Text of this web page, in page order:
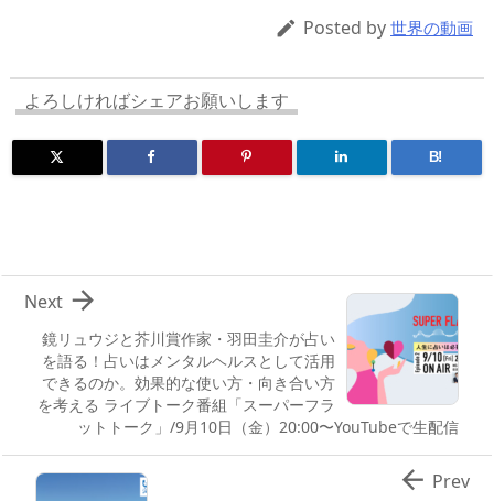
s o
n
ar
d
ro
p.
 Posted by 世界の動画
よろしければシェアお願いします
B!
鏡リュウジと芥川賞作家・羽田圭介が占い
を語る！占いはメンタルヘルスとして活用
できるのか。効果的な使い方・向き合い方
を考える ライブトーク番組「スーパーフラ
ットトーク」/9月10日（金）20:00〜YouTubeで生配信

Next
 Prev